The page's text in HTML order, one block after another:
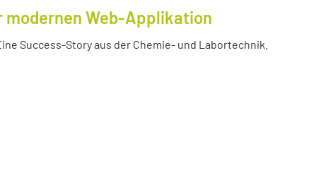
modernen Web-Applikation
Success-Story aus der Chemie- und Labortechnik.